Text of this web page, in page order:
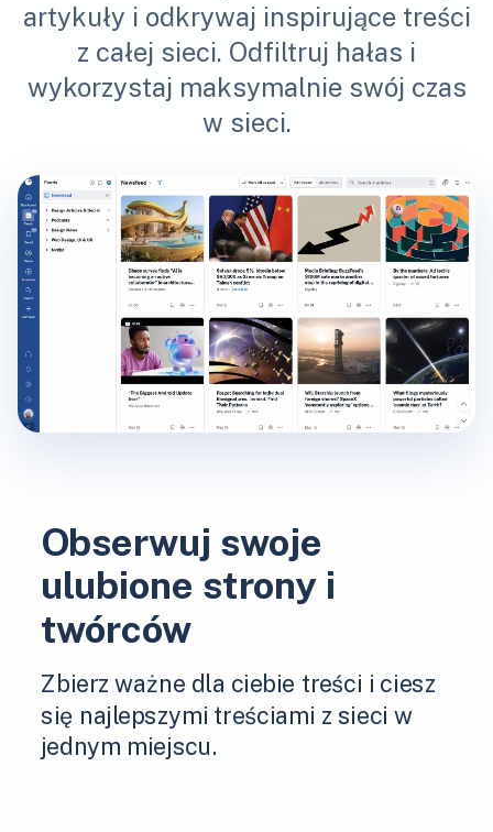
artykuły i odkrywaj inspirujące treści
z całej sieci. Odfiltruj hałas i
wykorzystaj maksymalnie swój czas
w sieci.
Obserwuj swoje
ulubione strony i
twórców
Zbierz ważne dla ciebie treści i ciesz
się najlepszymi treściami z sieci w
jednym miejscu.